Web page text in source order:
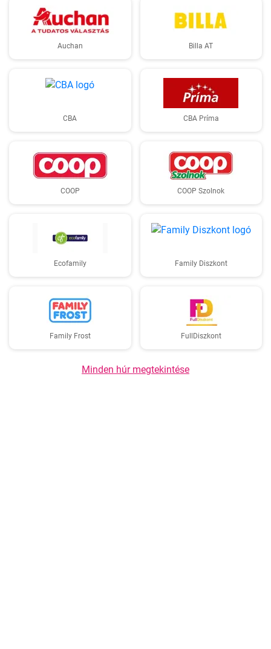
Auchan Billa AT
CBA CBA Príma
COOP COOP Szolnok
Ecofamily Family Diszkont
Family Frost FullDiszkont
Minden húr megtekintése